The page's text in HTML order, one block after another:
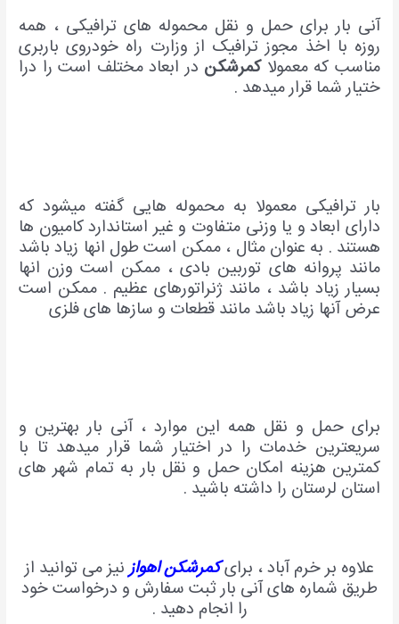
آنی بار برای حمل و نقل محموله های ترافیکی ، همه
روزه با اخذ مجوز ترافیک از وزارت راه خودروی باربری
مناسب که معمولاکمرشکن در ابعاد مختلف است را درا
ختیار شما قرار میدهد .
بار ترافیکی معمولا به محموله هایی گفته میشود که
دارای ابعاد و یا وزنی متفاوت و غیر استاندارد کامیون ها
هستند . به عنوان مثال ، ممکن است طول انها زیاد باشد
مانند پروانه های توربین بادی ، ممکن است وزن انها
بسیار زیاد باشد ، مانند ژنراتورهای عظیم . ممکن است
عرض آنها زیاد باشد مانند قطعات و سازها های فلزی
برای حمل و نقل همه این موارد ، آنی بار بهترین و
سریعترین خدمات را در اختیار شما قرار میدهد تا با
کمترین هزینه امکان حمل و نقل بار به تمام شهر های
استان لرستان را داشته باشید .
علاوه بر خرم آباد ، برایکمرشکن اهوازنیز می توانید از
طریق شماره های آنی بار ثبت سفارش و درخواست خود
را انجام دهید .